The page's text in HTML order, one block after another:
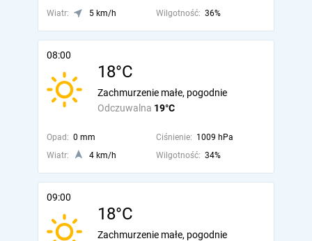
Wiatr: 5 km/h Wilgotność: 36%
08:00
18°C
Odczuwalna 19°C
Zachmurzenie małe, pogodnie
Opad: 0 mm Ciśnienie: 1009 hPa
Wiatr:
4 km/h Wilgotność: 34%
09:00
18°C
Zachmurzenie małe, pogodnie